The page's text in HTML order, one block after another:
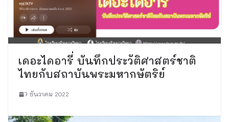
เดอะไดอารี่ บันทึกประวัติศาสตร์ชาติ
ไทยกับสถาบันพระมหากษัตริย์
7 ธันวาคม 2022